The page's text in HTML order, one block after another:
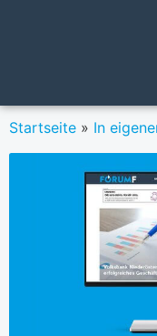
Startseite » In